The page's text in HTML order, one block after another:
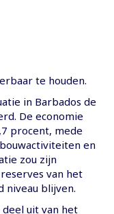
te houden.
in Barbados de
De economie
procent, mede
en
zou zijn
van het
niveau blijven.
uit van het